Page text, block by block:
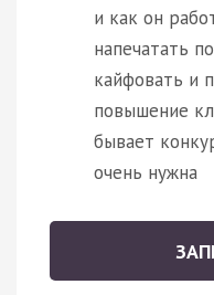
и как он
напечатать
кайфовать и
повышение
бывает
очень нужна